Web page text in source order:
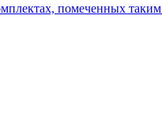
помеченных таким